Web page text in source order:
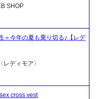
SHOP
今年の夏も乗り切る♪【レデ
ディモア〉
cross vest